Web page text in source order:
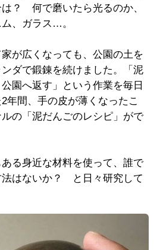
？ 何で磨いたら光るのか、
、ガラス…。
が広くなっても、公園の土を
ダで鍛錬を続けました。「泥
園へ返す」という作業を毎日
年間、手の皮が薄くなったこ
の「泥だんごのレシピ」がで
ある身近な材料を使って、誰で
法はないか？ と日々研究して